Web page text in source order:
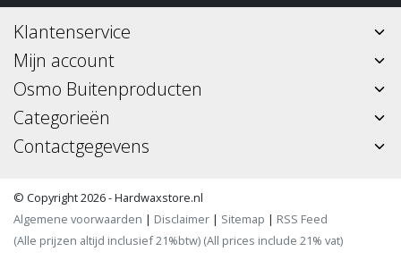
Klantenservice
Mijn account
Osmo Buitenproducten
Categorieën
Contactgegevens
© Copyright 2026 - Hardwaxstore.nl
Algemene voorwaarden | Disclaimer | Sitemap | RSS Feed
(Alle prijzen altijd inclusief 21%btw) (All prices include 21% vat)